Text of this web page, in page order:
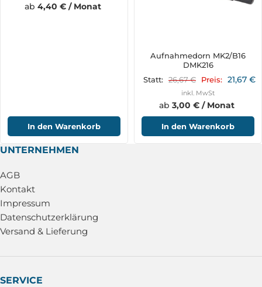
ab 4,40 € / Monat
In den Warenkorb
Aufnahmedorn MK2/B16
DMK216
Statt: 26,67€ Preis: 21,67 €
inkl. MwSt
ab 3,00 € / Monat
In den Warenkorb
UNTERNEHMEN
AGB
Kontakt
Impressum
Datenschutzerklärung
Versand & Lieferung
SERVICE